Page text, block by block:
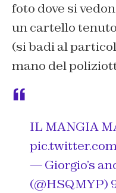
foto dove si
un cartello
(si badi al
mano del
IL MANGIA
— Giorgio’s
(@HSQMYP)